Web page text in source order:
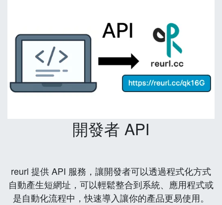
開發者 API
reurl 提供 API 服務，讓開發者可以透過程式化方式
自動產生短網址，可以輕鬆整合到系統、應用程式或
是自動化流程中，快速導入讓你的產品更易使用。